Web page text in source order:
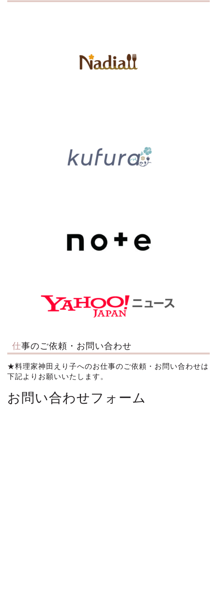
仕事のご依頼・お問い合わせ
★料理家神田えり子へのお仕事のご依頼・お問い合わせは
下記よりお願いいたします。
お問い合わせフォーム